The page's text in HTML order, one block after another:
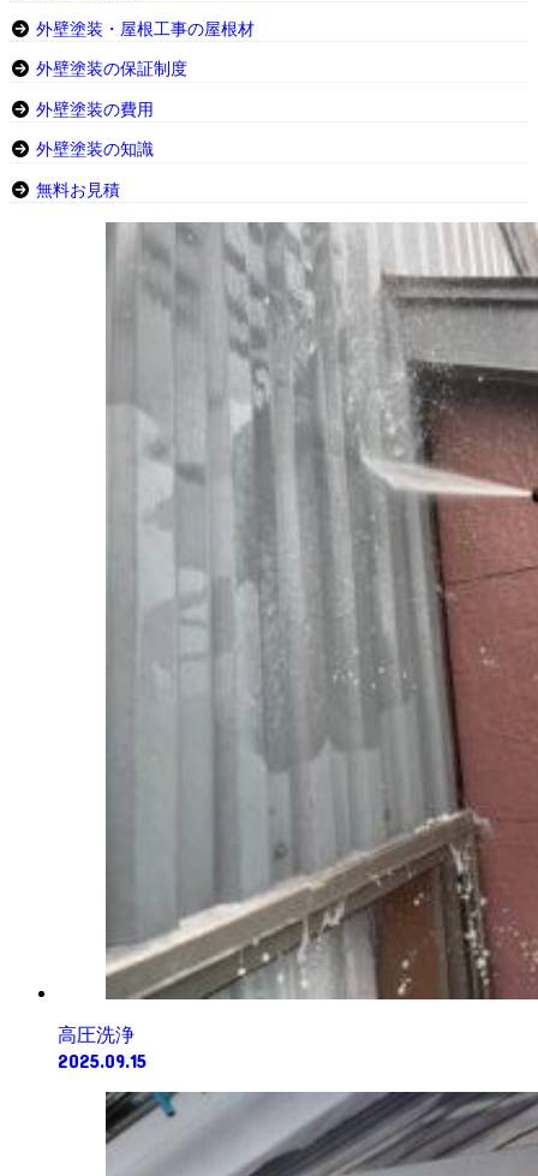
外壁塗装・屋根工事の屋根材
外壁塗装の保証制度
外壁塗装の費用
外壁塗装の知識
無料お見積
高圧洗浄
2025.09.15